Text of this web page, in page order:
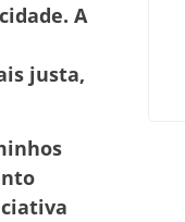
A
justa,